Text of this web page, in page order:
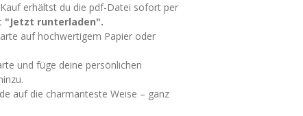
erhältst du die pdf-Datei sofort per
"Jetzt runterladen".
auf hochwertigem Papier oder
und füge deine persönlichen
auf die charmanteste Weise – ganz